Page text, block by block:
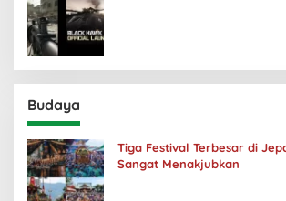
Budaya
Tiga Festival Terbesar di
Sangat Menakjubkan